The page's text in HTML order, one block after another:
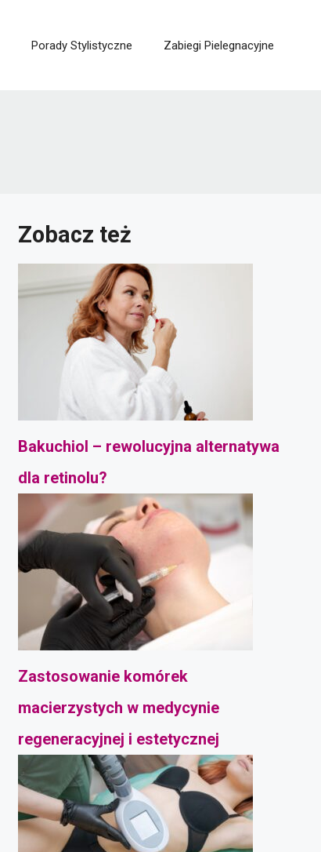
Porady Stylistyczne Zabiegi Pielegnacyjne
Zobacz też
Bakuchiol – rewolucyjna alternatywa
dla retinolu?
Zastosowanie komórek
macierzystych w medycynie
regeneracyjnej i estetycznej